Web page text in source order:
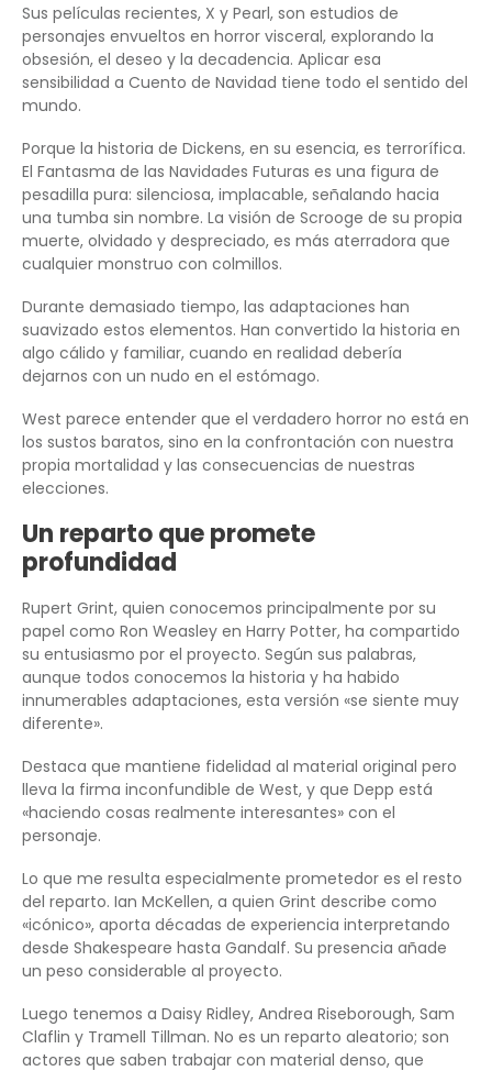
Sus películas recientes, X y Pearl, son estudios de
personajes envueltos en horror visceral, explorando la
obsesión, el deseo y la decadencia. Aplicar esa
sensibilidad a Cuento de Navidad tiene todo el sentido del
mundo.
Porque la historia de Dickens, en su esencia, es terrorífica.
El Fantasma de las Navidades Futuras es una figura de
pesadilla pura: silenciosa, implacable, señalando hacia
una tumba sin nombre. La visión de Scrooge de su propia
muerte, olvidado y despreciado, es más aterradora que
cualquier monstruo con colmillos.
Durante demasiado tiempo, las adaptaciones han
suavizado estos elementos. Han convertido la historia en
algo cálido y familiar, cuando en realidad debería
dejarnos con un nudo en el estómago.
West parece entender que el verdadero horror no está en
los sustos baratos, sino en la confrontación con nuestra
propia mortalidad y las consecuencias de nuestras
elecciones.
Un reparto que promete
profundidad
Rupert Grint, quien conocemos principalmente por su
papel como Ron Weasley en Harry Potter, ha compartido
su entusiasmo por el proyecto. Según sus palabras,
aunque todos conocemos la historia y ha habido
innumerables adaptaciones, esta versión «se siente muy
diferente».
Destaca que mantiene fidelidad al material original pero
lleva la firma inconfundible de West, y que Depp está
«haciendo cosas realmente interesantes» con el
personaje.
Lo que me resulta especialmente prometedor es el resto
del reparto. Ian McKellen, a quien Grint describe como
«icónico», aporta décadas de experiencia interpretando
desde Shakespeare hasta Gandalf. Su presencia añade
un peso considerable al proyecto.
Luego tenemos a Daisy Ridley, Andrea Riseborough, Sam
Claflin y Tramell Tillman. No es un reparto aleatorio; son
actores que saben trabajar con material denso, que